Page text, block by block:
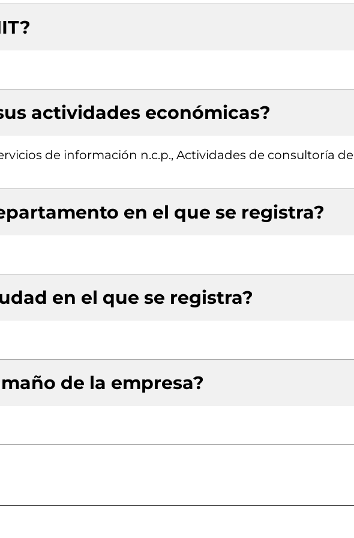
actividades económicas?
de información n.c.p., Actividades de consultoría de
en el que se registra?
en el que se registra?
de la empresa?